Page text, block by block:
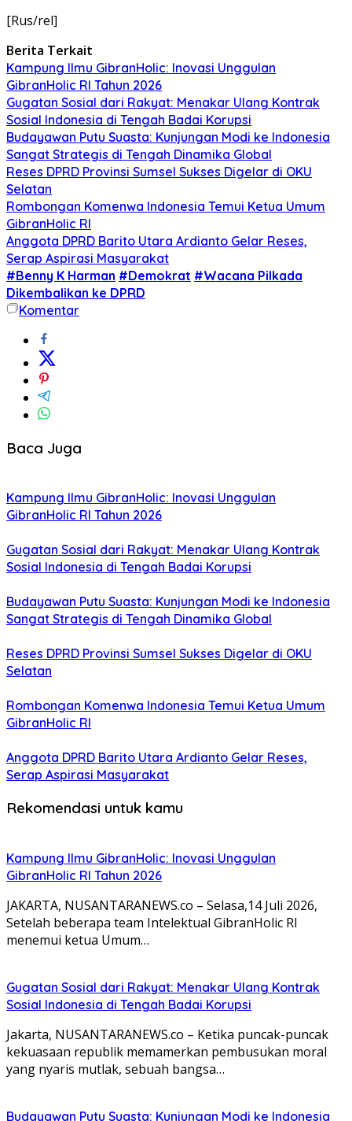
[Rus/rel]
Berita Terkait
Kampung Ilmu GibranHolic: Inovasi Unggulan
GibranHolic RI Tahun 2026
Gugatan Sosial dari Rakyat: Menakar Ulang Kontrak
Sosial Indonesia di Tengah Badai Korupsi
Budayawan Putu Suasta: Kunjungan Modi ke Indonesia
Sangat Strategis di Tengah Dinamika Global
Reses DPRD Provinsi Sumsel Sukses Digelar di OKU
Selatan
Rombongan Komenwa Indonesia Temui Ketua Umum
GibranHolic RI
Anggota DPRD Barito Utara Ardianto Gelar Reses,
Serap Aspirasi Masyarakat
#Benny K Harman #Demokrat #Wacana Pilkada
Dikembalikan ke DPRD
Komentar
Baca Juga
Kampung Ilmu GibranHolic: Inovasi Unggulan
GibranHolic RI Tahun 2026
Gugatan Sosial dari Rakyat: Menakar Ulang Kontrak
Sosial Indonesia di Tengah Badai Korupsi
Budayawan Putu Suasta: Kunjungan Modi ke Indonesia
Sangat Strategis di Tengah Dinamika Global
Reses DPRD Provinsi Sumsel Sukses Digelar di OKU
Selatan
Rombongan Komenwa Indonesia Temui Ketua Umum
GibranHolic RI
Anggota DPRD Barito Utara Ardianto Gelar Reses,
Serap Aspirasi Masyarakat
Rekomendasi untuk kamu
Kampung Ilmu GibranHolic: Inovasi Unggulan
GibranHolic RI Tahun 2026
JAKARTA, NUSANTARANEWS.co – Selasa,14 Juli 2026,
Setelah beberapa team Intelektual GibranHolic RI
menemui ketua Umum…
Gugatan Sosial dari Rakyat: Menakar Ulang Kontrak
Sosial Indonesia di Tengah Badai Korupsi
Jakarta, NUSANTARANEWS.co – Ketika puncak-puncak
kekuasaan republik memamerkan pembusukan moral
yang nyaris mutlak, sebuah bangsa…
Budayawan Putu Suasta: Kunjungan Modi ke Indonesia